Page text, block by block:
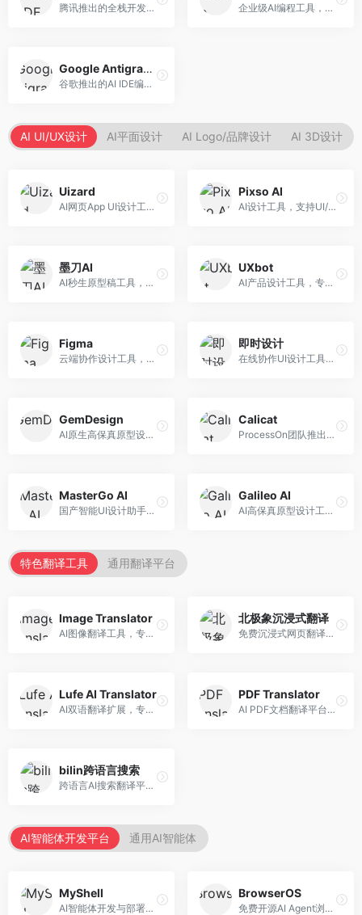
腾讯推出的全栈开发AI IDE，整合腾讯云服务。面向开发者，提供代码生成、调试辅助、部署服务等功能，与腾讯云生态深度整合。 企业级AI编程工具，专注于团队协作开发。面向企业开发团队，提供代码生成、代码审查、团队协作等服务，企业级功能完善。
Google Antigravity
谷歌推出的AI IDE编程智能体，整合Google Cloud服务。面向谷歌生态开发者，提供智能编程辅助、云服务集成等功能。
AI UI/UX设计 AI平面设计 AI Logo/品牌设计 AI 3D设计
Uizard
AI网页App UI设计工具，专注于快速界面生成。面向产品经理和设计师，提供线框图转UI、界面生成、设计优化等服务，设计速度快。
Pixso AI
AI设计工具，支持UI/UX设计全流程。面向设计师和产品团队，提供界面生成、设计优化、协作评审等服务，国产替代方案，团队协作便捷。
墨刀AI
AI秒生原型稿工具，专注于快速原型设计。面向产品经理和设计师，提供原型生成、交互设计、团队协作等服务，原型制作效率高。
UXbot
AI产品设计工具，专注于用户体验优化。面向UX设计师，提供用户研究、设计建议、可用性测试等服务，UX设计支持完善。
Figma
云端协作设计工具，整合AI设计辅助功能。面向UI/UX设计师和产品团队，提供界面设计、原型制作、团队协作等服务，协作功能强大，是UI设计领域的标杆产品。
即时设计
在线协作UI设计工具，整合AI设计功能。面向设计师和产品团队，提供界面设计、原型制作、设计资源库等服务，国产协作设计平台。
GemDesign
AI原生高保真原型设计工具，专注于智能设计生成。面向设计师，提供界面生成、设计优化、原型制作等服务，设计自动化程度高。
Calicat
ProcessOn团队推出的产设研协作平台，整合设计与协作功能。面向产品团队，提供设计协作、文档管理、团队沟通等服务，产研协作便捷。
MasterGo AI
国产智能UI设计助手，专注于界面设计自动化。面向UI设计师，提供界面生成、组件设计、设计系统构建等服务，中文用户适配性好。
Galileo AI
AI高保真原型设计工具，专注于UI界面生成。面向设计师和产品团队，提供界面生成、交互设计、设计优化等服务，界面质量高。
特色翻译工具 通用翻译平台
Image Translator
AI图像翻译工具，专注于图片文字翻译。面向设计师和电商从业者，提供图片文字识别、翻译、替换等服务，图像翻译效果好。
北极象沉浸式翻译
免费沉浸式网页翻译工具，专注于阅读体验。面向普通用户，提供网页双语翻译、文档翻译等服务，免费使用，翻译质量高。
Lufe AI Translator
AI双语翻译扩展，专注于浏览器翻译场景。面向外语内容阅读者，提供网页双语翻译、划词翻译等服务，浏览器集成便捷。
PDF Translator
AI PDF文档翻译平台，专注于文档本地化。面向商务人士，提供PDF翻译、格式保留、批量处理等服务，文档翻译专业。
bilin跨语言搜索
跨语言AI搜索翻译平台，专注于信息获取。面向研究者和内容创作者，提供跨语言搜索、内容翻译、信息整合等服务，跨语言检索能力强。
AI智能体开发平台 通用AI智能体
MyShell
AI智能体开发与部署平台，专注于语音交互智能体。面向开发者，提供语音智能体创建、部署服务、社区分享等功能，语音交互能力强。
BrowserOS
免费开源AI Agent浏览器，专注于浏览器自动化。面向开发者，提供浏览器控制、任务自动化、API接口等服务，开源免费。